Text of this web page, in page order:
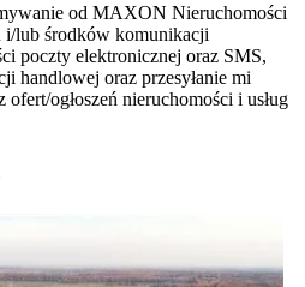
od MAXON Nieruchomości
i/lub środków komunikacji
poczty elektronicznej oraz SMS,
handlowej oraz przesyłanie mi
ogłoszeń nieruchomości i usług